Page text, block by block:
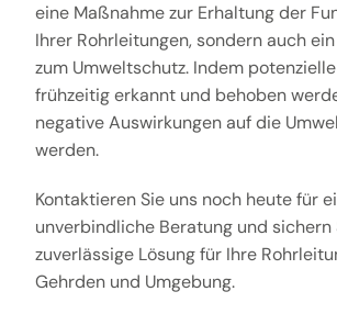
eine Maßnahme zur Erhaltung der
Ihrer Rohrleitungen, sondern auch
zum Umweltschutz. Indem
frühzeitig erkannt und behoben
negative Auswirkungen auf die
werden.
Kontaktieren Sie uns noch heute für
unverbindliche Beratung und sichern
zuverlässige Lösung für Ihre
Gehrden und Umgebung.